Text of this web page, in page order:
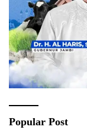
Popular Post